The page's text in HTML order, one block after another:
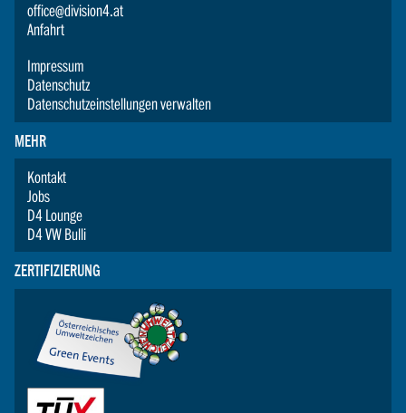
office@division4.at
Anfahrt
Impressum
Datenschutz
Datenschutzeinstellungen verwalten
MEHR
Kontakt
Jobs
D4 Lounge
D4 VW Bulli
ZERTIFIZIERUNG